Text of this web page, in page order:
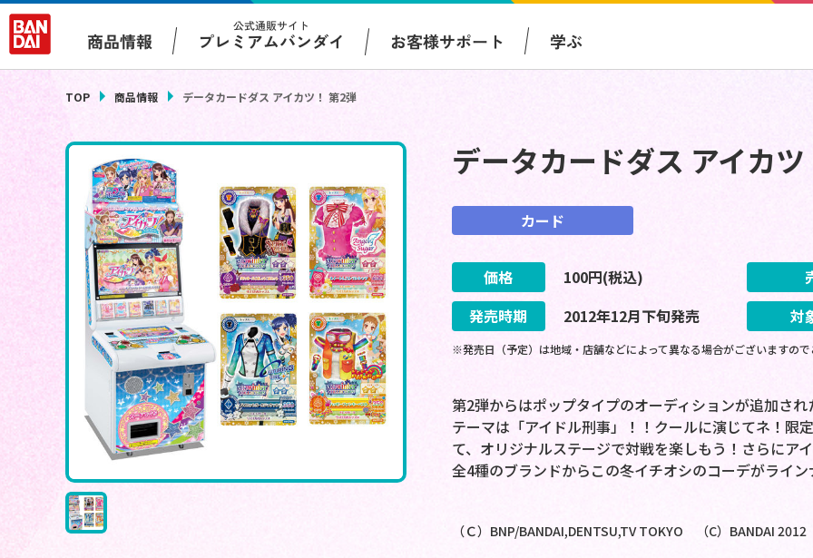
商品情報
公式通販サイト
プレミアムバンダイ お客様サポート 学ぶ
TOP 商品情報 データカードダス アイカツ！ 第2弾
データカードダス アイカ
カード
価格 100円(税込)
発売時期
2012年12月下旬発売 対
※発売日（予定）は地域・店舗などによって異なる場合がございますの
第2弾からはポップタイプのオーディションが追加さ
テーマは「アイドル刑事」！！クールに演じてネ！限
て、オリジナルステージで対戦を楽しもう！さらに
全4種のブランドからこの冬イチオシのコーデがライ
（Ｃ）BNP/BANDAI,DENTSU,TV TOKYO （C）BANDAI 2012